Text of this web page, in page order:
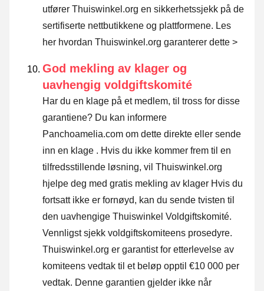
utfører Thuiswinkel.org en sikkerhetssjekk på de
sertifiserte nettbutikkene og plattformene. Les
her hvordan Thuiswinkel.org garanterer dette >
God mekling av klager og
uavhengig voldgiftskomité
Har du en klage på et medlem, til tross for disse
garantiene? Du kan informere
Panchoamelia.com om dette direkte eller sende
inn en klage . Hvis du ikke kommer frem til en
tilfredsstillende løsning, vil Thuiswinkel.org
hjelpe deg med gratis mekling av klager Hvis du
fortsatt ikke er fornøyd, kan du sende tvisten til
den uavhengige Thuiswinkel Voldgiftskomité.
Vennligst sjekk voldgiftskomiteens prosedyre.
Thuiswinkel.org er garantist for etterlevelse av
komiteens vedtak til et beløp opptil €10 000 per
vedtak. Denne garantien gjelder ikke når